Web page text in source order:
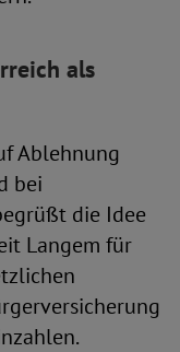
als
Ablehnung
bei
die Idee
Langem für